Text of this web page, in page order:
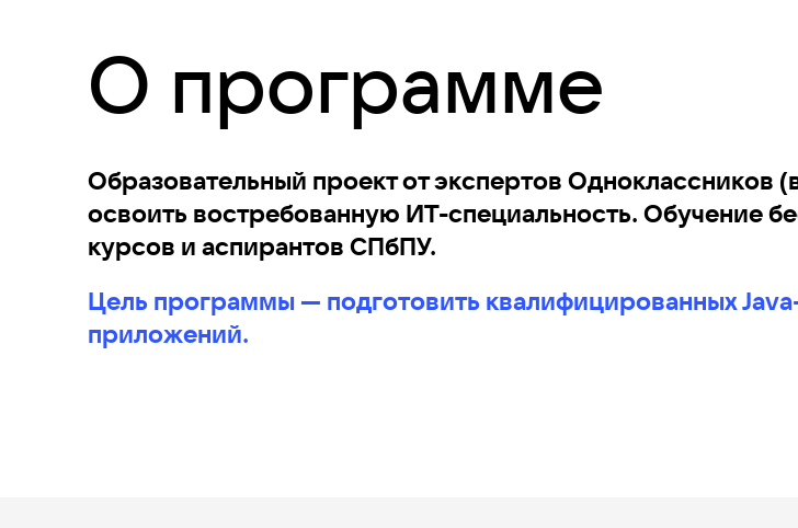
О программе
Образовательный проект от экспертов Одноклассников
освоить востребованную ИТ-специальность. Обучение
курсов и аспирантов СПбПУ.
Цель программы — подготовить квалифицированных
приложений.